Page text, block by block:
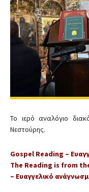
Το ιερό αναλόγιο
Νεστούρης.
Gospel Reading –
The Reading is from
– Ευαγγελικό